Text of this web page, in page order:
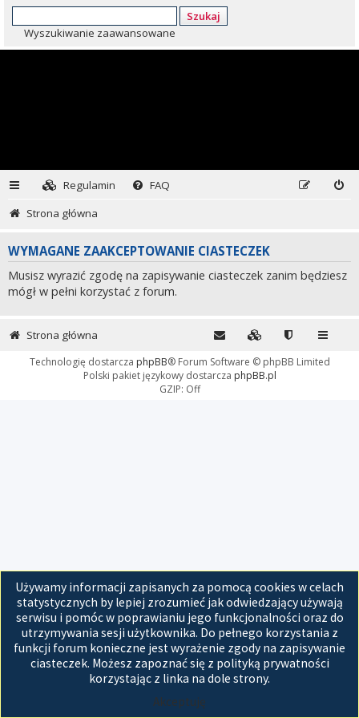
Szukaj
Wyszukiwanie zaawansowane
Regulamin
FAQ
Strona główna
WYMAGANE ZAAKCEPTOWANIE CIASTECZEK
Musisz wyrazić zgodę na zapisywanie ciasteczek zanim będziesz
mógł w pełni korzystać z forum.
Używamy informacji zapisanych za pomocą cookies w celach
statystycznych by lepiej zrozumieć jak odwiedzający używają
serwisu i pomóc w poprawianiu jego funkcjonalności oraz do
utrzymywania sesji użytkownika. Do pełnego korzystania z
funkcji forum konieczne jest wyrażenie zgody na zapisywanie
ciasteczek. Możesz zapoznać się z polityką prywatności
korzystając z linka na dole strony.
Akceptuję
Strona główna
Technologię dostarcza phpBB® Forum Software © phpBB Limited
Polski pakiet językowy dostarcza phpBB.pl
GZIP: Off